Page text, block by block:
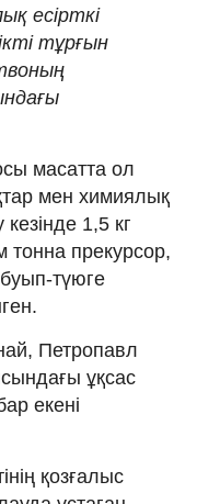
есірткі
тұрғын
масатта ол
мен химиялық
кезінде 1,5 кг
тонна прекурсор,
түюге
Петропавл
ұқсас
екені
қозғалыс